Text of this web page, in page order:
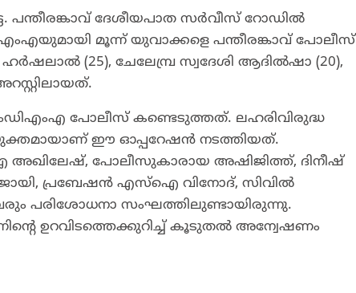
പന്തീരങ്കാവ് ദേശീയപാത സർവീസ് റോഡിൽ
മൂന്ന് യുവാക്കളെ പന്തീരങ്കാവ് പോലീസ്
(25), ചേലേമ്പ്ര സ്വദേശി ആദിൽഷാ (20),
എംഡിഎംഎ പോലീസ് കണ്ടെടുത്തത്. ലഹരിവിരുദ്ധ
ഈ ഓപ്പറേഷൻ നടത്തിയത്.
പോലീസുകാരായ അഷിജിത്ത്, ദിനീഷ്
പ്രബേഷൻ എസ്‌ഐ വിനോദ്, സിവിൽ
പരിശോധനാ സംഘത്തിലുണ്ടായിരുന്നു.
ഉറവിടത്തെക്കുറിച്ച് കൂടുതൽ അന്വേഷണം